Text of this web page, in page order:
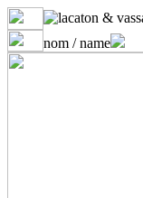
nom / name